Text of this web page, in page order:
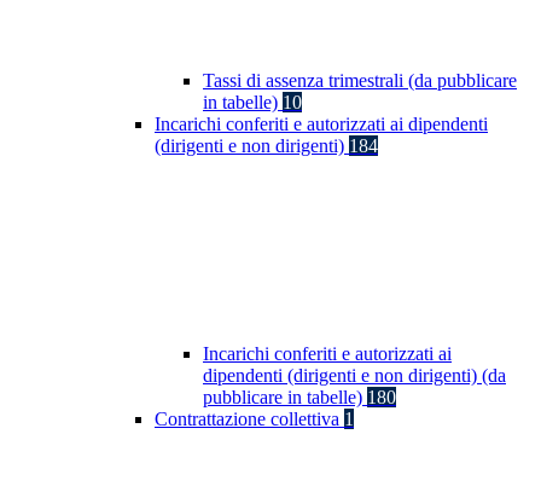
Tassi di assenza trimestrali (da pubblicare
in tabelle) 10
Incarichi conferiti e autorizzati ai dipendenti
(dirigenti e non dirigenti) 184
Incarichi conferiti e autorizzati ai
dipendenti (dirigenti e non dirigenti) (da
pubblicare in tabelle) 180
Contrattazione collettiva 1